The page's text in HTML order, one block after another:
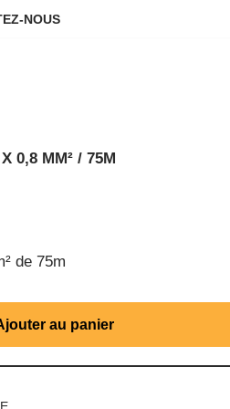
NOUS
0,8 MM² / 75M
de 75m
au panier